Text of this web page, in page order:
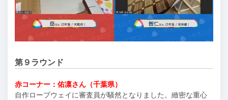
第９ラウンド
赤コーナー：佑凛さん（千葉県）
自作ロープウェイに審査員が騒然となりました。緻密な重心